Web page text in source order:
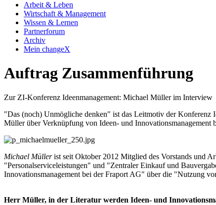
Arbeit & Leben
Wirtschaft & Management
Wissen & Lernen
Partnerforum
Archiv
Mein changeX
Auftrag Zusammenführung
Zur ZI-Konferenz Ideenmanagement: Michael Müller im Interview
"Das (noch) Unmögliche denken" ist das Leitmotiv der Konferenz
Müller über Verknüpfung von Ideen- und Innovationsmanagement
Michael Müllerist seit Oktober 2012 Mitglied des Vorstands und
"Personalserviceleistungen" und "Zentraler Einkauf und
Innovationsmanagement bei der Fraport AG" über die "Nutzung
Herr Müller, in der Literatur werden Ideen- und